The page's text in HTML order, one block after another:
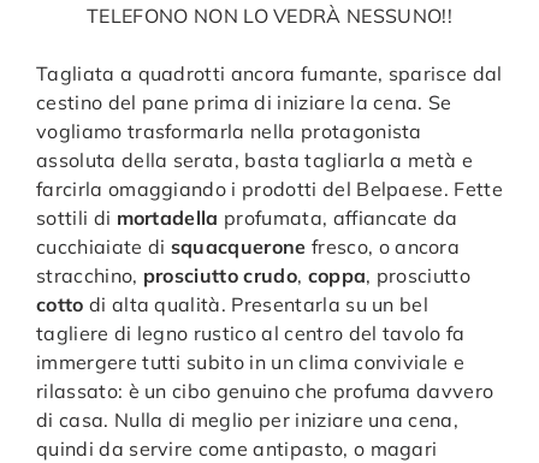
TELEFONO NON LO VEDRÀ NESSUNO!!
Tagliata a quadrotti ancora fumante, sparisce dal
cestino del pane prima di iniziare la cena. Se
vogliamo trasformarla nella protagonista
assoluta della serata, basta tagliarla a metà e
farcirla omaggiando i prodotti del Belpaese. Fette
sottili di mortadella profumata, affiancate da
cucchiaiate di squacquerone fresco, o ancora
stracchino, prosciutto crudo, coppa, prosciutto
cotto di alta qualità. Presentarla su un bel
tagliere di legno rustico al centro del tavolo fa
immergere tutti subito in un clima conviviale e
rilassato: è un cibo genuino che profuma davvero
di casa. Nulla di meglio per iniziare una cena,
quindi da servire come antipasto, o magari